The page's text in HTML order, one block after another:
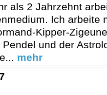
als 2 Jahrzehnt
Ich arbeite
Kipper-
und der
mehr